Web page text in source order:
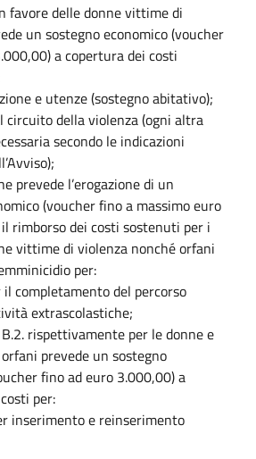
favore delle donne vittime di
un sostegno economico (voucher
a copertura dei costi
e utenze (sostegno abitativo);
circuito della violenza (ogni altra
secondo le indicazioni
prevede l’erogazione di un
(voucher fino a massimo euro
rimborso dei costi sostenuti per i
vittime di violenza nonché orfani
per:
completamento del percorso
extrascolastiche;
rispettivamente per le donne e
prevede un sostegno
fino ad euro 3.000,00) a
per:
inserimento e reinserimento